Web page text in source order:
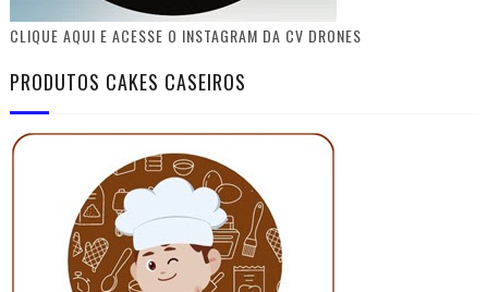
CLIQUE AQUI E ACESSE O INSTAGRAM DA CV DRONES
PRODUTOS CAKES CASEIROS